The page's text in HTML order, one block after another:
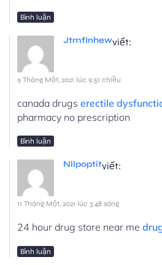
Bình luận
JtmfInhewviết:
9 Tháng Một, 2021 lúc 9:51 chiều
canada drugs erectile
pharmacy no prescription
Bình luận
Nllpoptitviết:
11 Tháng Một, 2021 lúc 3:48 sáng
24 hour drug store near me
Bình luận